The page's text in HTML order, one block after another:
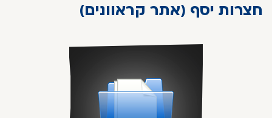
חצרות יסף (אתר קראוונים)